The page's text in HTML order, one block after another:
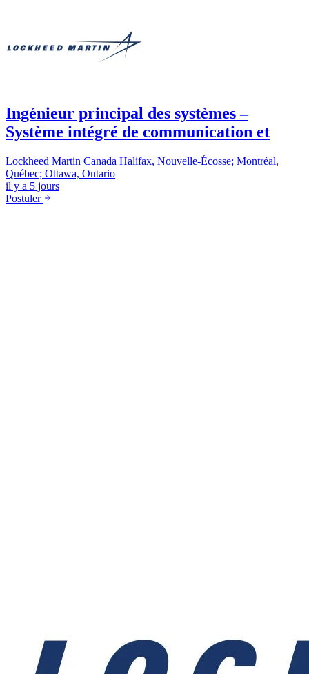
Ingénieur principal des systèmes –
Système intégré de communication et
Lockheed Martin Canada Halifax, Nouvelle-Écosse; Montréal,
Québec; Ottawa, Ontario
il y a 5 jours
Postuler